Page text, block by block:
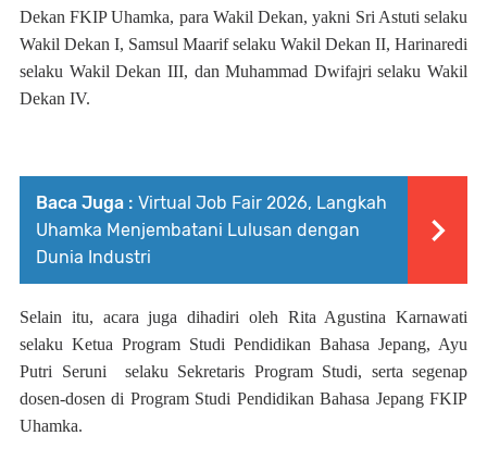
Dekan FKIP Uhamka, para Wakil Dekan, yakni Sri Astuti selaku
Wakil Dekan I, Samsul Maarif selaku Wakil Dekan II, Harinaredi
selaku Wakil Dekan III, dan Muhammad Dwifajri selaku Wakil
Dekan IV.
Baca Juga : Virtual Job Fair 2026, Langkah
Uhamka Menjembatani Lulusan dengan
Dunia Industri
Selain itu, acara juga dihadiri oleh Rita Agustina Karnawati
selaku Ketua Program Studi Pendidikan Bahasa Jepang, Ayu
Putri Seruni selaku Sekretaris Program Studi, serta segenap
dosen-dosen di Program Studi Pendidikan Bahasa Jepang FKIP
Uhamka.